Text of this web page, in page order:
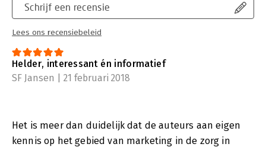
Schrijf een recensie
Lees ons recensiebeleid
Helder, interessant én informatief
SF Jansen | 21 februari 2018
Het is meer dan duidelijk dat de auteurs aan eigen
kennis op het gebied van marketing in de zorg in